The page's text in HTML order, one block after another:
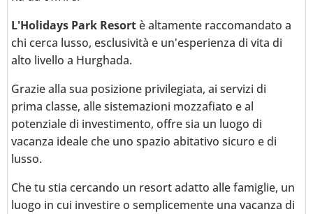
L'Holidays Park Resortè altamente raccomandato a
chi cerca lusso, esclusività e un'esperienza di vita di
alto livello a Hurghada.
Grazie alla sua posizione privilegiata, ai servizi di
prima classe, alle sistemazioni mozzafiato e al
potenziale di investimento, offre sia un luogo di
vacanza ideale che uno spazio abitativo sicuro e di
lusso.
Che tu stia cercando un resort adatto alle famiglie, un
luogo in cui investire o semplicemente una vacanza di